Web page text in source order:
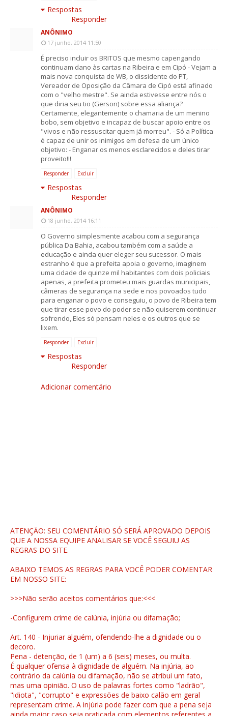
Respostas
Responder
ANÔNIMO
17 junho, 2014 11:50
É preciso incluir os BRITOS que mesmo capengando
continuam dano às cartas na Ribeira e em Cipó - Vejam a
mais nova conquista de WB, o dissidente do PT,
Vereador de Oposição da Câmara de Cipó está afinado
com o "velho mestre". Se ainda estivesse entre nós o
que diria seu tio (Gerson) sobre essa aliança?
Certamente, elegantemente o chamaria de um menino
bobo, sem objetivo e incapaz de buscar apoio entre os
"vivos e não ressuscitar quem já morreu". - Só a Política
é capaz de unir os inimigos em defesa de um único
objetivo: - Enganar os menos esclarecidos e deles tirar
proveito!!!
Responder Excluir
Respostas
Responder
ANÔNIMO
18 junho, 2014 16:11
O Governo simplesmente acabou com a segurança
pública Da Bahia, acabou também com a saúde a
educação e ainda quer eleger seu sucessor. O mais
estranho é que a prefeita apoia o governo, imaginem
uma cidade de quinze mil habitantes com dois policiais
apenas, a prefeita prometeu mais guardas municipais,
câmeras de segurança na sede e nos povoados tudo
para enganar o povo e conseguiu, o povo de Ribeira tem
que tirar esse povo do poder se não quiserem continuar
sofrendo, Eles só pensam neles e os outros que se
lixem.
Responder Excluir
Respostas
Responder
Adicionar comentário
ATENÇÃO: SEU COMENTÁRIO SÓ SERÁ APROVADO DEPOIS
QUE A NOSSA EQUIPE ANALISAR SE VOCÊ SEGUIU AS
REGRAS DO SITE.
ABAIXO TEMOS AS REGRAS PARA VOCÊ PODER COMENTAR
EM NOSSO SITE:
>>>Não serão aceitos comentários que:<<<
-Configurem crime de calúnia, injúria ou difamação;
Art. 140 - Injuriar alguém, ofendendo-lhe a dignidade ou o
decoro.
Pena - detenção, de 1 (um) a 6 (seis) meses, ou multa.
É qualquer ofensa à dignidade de alguém. Na injúria, ao
contrário da calúnia ou difamação, não se atribui um fato,
mas uma opinião. O uso de palavras fortes como "ladrão",
"idiota", "corrupto" e expressões de baixo calão em geral
representam crime. A injúria pode fazer com que a pena seja